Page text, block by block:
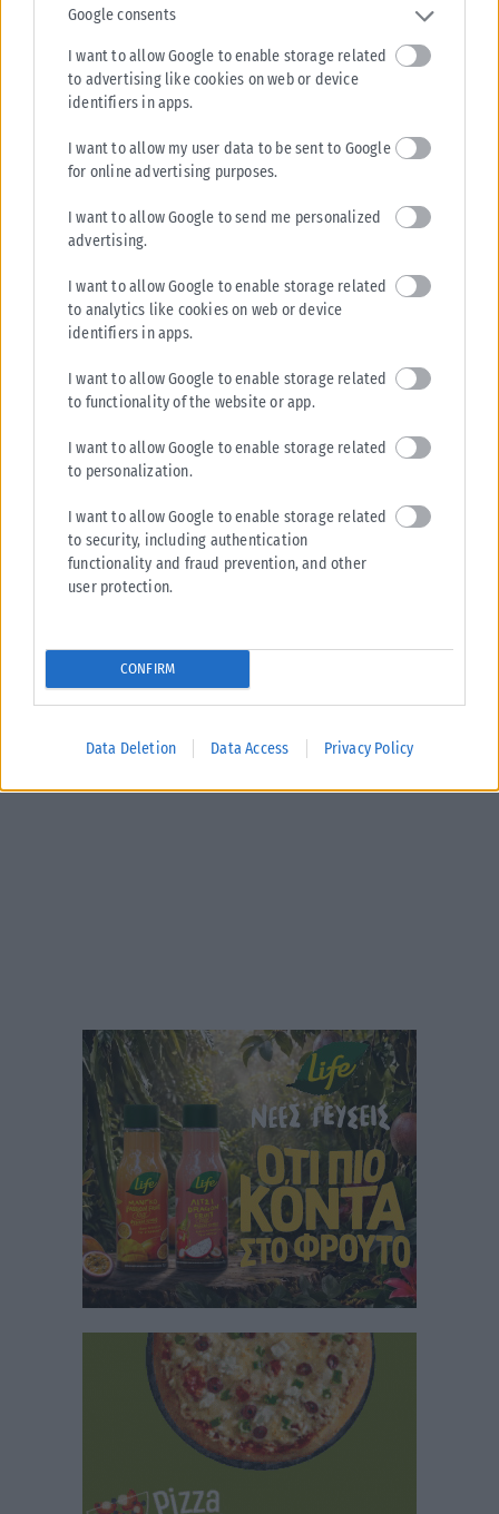
Google consents
I want to allow Google to enable storage related
to advertising like cookies on web or device
identifiers in apps.
I want to allow my user data to be sent to Google
for online advertising purposes.
I want to allow Google to send me personalized
advertising.
I want to allow Google to enable storage related
to analytics like cookies on web or device
identifiers in apps.
I want to allow Google to enable storage related
to functionality of the website or app.
I want to allow Google to enable storage related
to personalization.
I want to allow Google to enable storage related
to security, including authentication
functionality and fraud prevention, and other
user protection.
CONFIRM
Data Deletion Data Access Privacy Policy
Στις 2 Σεπτεμβρίου η «πρεμιέρα» του οικονομικού
προγράμματος της ΕΛ.Α.Σ. στη Θεσσαλονίκη – Παρών ο
Το οικονομικό πρόγραμμα της ΕΛ.Α.Σ. θα παρουσιάσει ο πρόεδρος του
κόμματος, Αλέξης Τσίπρας, στις 2 Σεπτεμβρίου, σε εκδήλωση στη
ΑΝΑΡΤΉΘΗΚΕ ΑΠΌ KARFITSANEWS
ακήρυχτου πολέμου
Στην πιο επικίνδυνη θαλάσσια ζώνη για την παγκόσμια εμπορική
ναυτιλία, έχει μετατραπεί πλέον η Μαύρη Θάλασσα, καθώς πλοία,